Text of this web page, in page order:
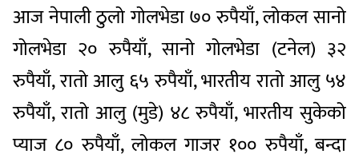
आज नेपाली ठुलो गोलभेडा ७० रुपैयाँ, लोकल सानो
गोलभेडा २० रुपैयाँ, सानो गोलभेडा (टनेल) ३२
रुपैयाँ, रातो आलु ६५ रुपैयाँ, भारतीय रातो आलु ५४
रुपैयाँ, रातो आलु (मुडे) ४८ रुपैयाँ, भारतीय सुकेको
प्याज ८० रुपैयाँ, लोकल गाजर १०० रुपैयाँ, बन्दा